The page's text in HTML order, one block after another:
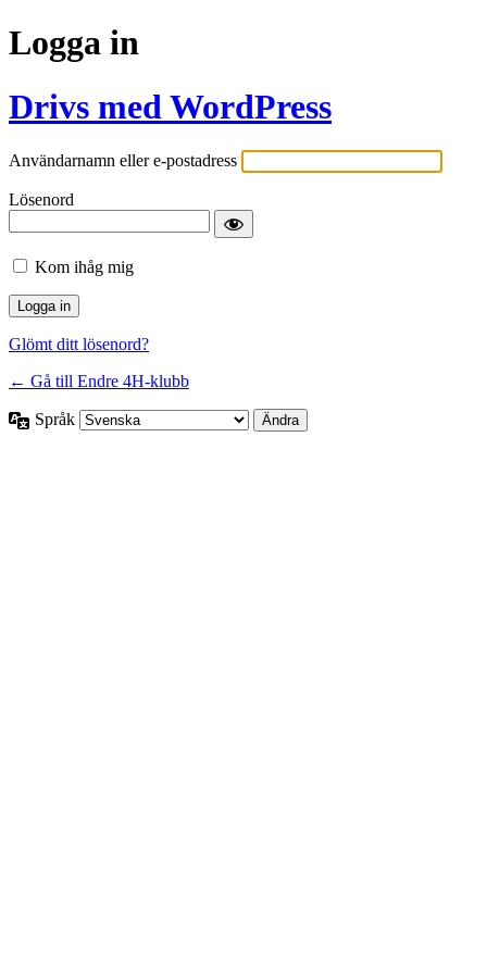
Logga in
Drivs med WordPress
Användarnamn eller e-postadress
Lösenord
Kom ihåg mig
Glömt ditt lösenord?
← Gå till Endre 4H-klubb
Språk